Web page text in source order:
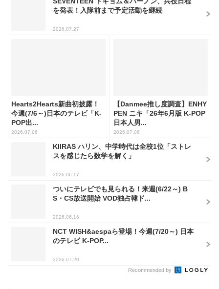
を発表！入隊前まで予定活動を継続
2026.07.27
Hearts2Hearts新曲初披露！
今週(7/6～)日本のテレビ「K-
POP出...
2026.07.06
【Danmee推し度調査】ENHY
PEN ニキ「26年6月版 K-POP
日本人男...
2026.07.06
KIIRAS ハリン、中学時代は全校1位「ストレ
スを感じたら数学を解く」
2026.06.17
ついにテレビでも見られる！来週(6/22～) B
S・CS放送開始 VOD独占韓ド...
2026.06.16
NCT WISH&aespaら登場！今週(7/20～) 日本
のテレビ K-POP...
2026.07.20
Recommended by